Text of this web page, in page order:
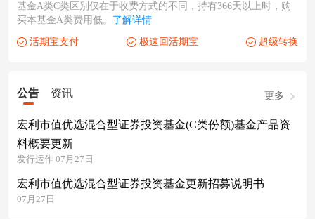
基金A类C类区别仅在于收费方式的不同，持有366天以上时，购
买本基金A类费用低。 了解详情
活期宝支付 极速回活期宝 超级转换
公告 资讯 更多
宏利市值优选混合型证券投资基金(C类份额)基金产品资
料概要更新
发行运作 07月27日
宏利市值优选混合型证券投资基金更新招募说明书
07月27日